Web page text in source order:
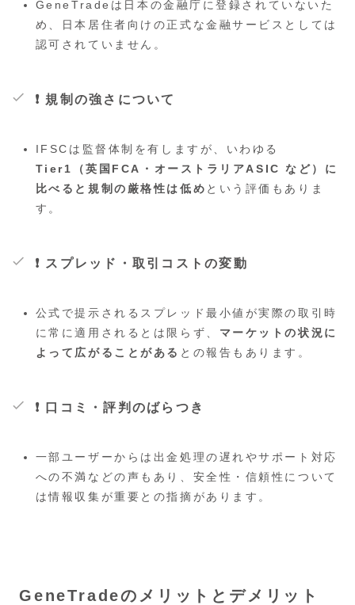
GeneTradeは日本の金融庁に登録されていないた
め、日本居住者向けの正式な金融サービスとしては
認可されていません。
❗ 規制の強さについて
IFSCは監督体制を有しますが、いわゆる
Tier1（英国FCA・オーストラリアASIC など）に
比べると規制の厳格性は低め という評価もありま
す。
❗ スプレッド・取引コストの変動
公式で提示されるスプレッド最小値が実際の取引時
に常に適用されるとは限らず、 マーケットの状況に
よって広がることがある との報告もあります。
❗ 口コミ・評判のばらつき
一部ユーザーからは出金処理の遅れやサポート対応
への不満などの声もあり、安全性・信頼性について
は情報収集が重要との指摘があります。
GeneTradeのメリットとデメリット